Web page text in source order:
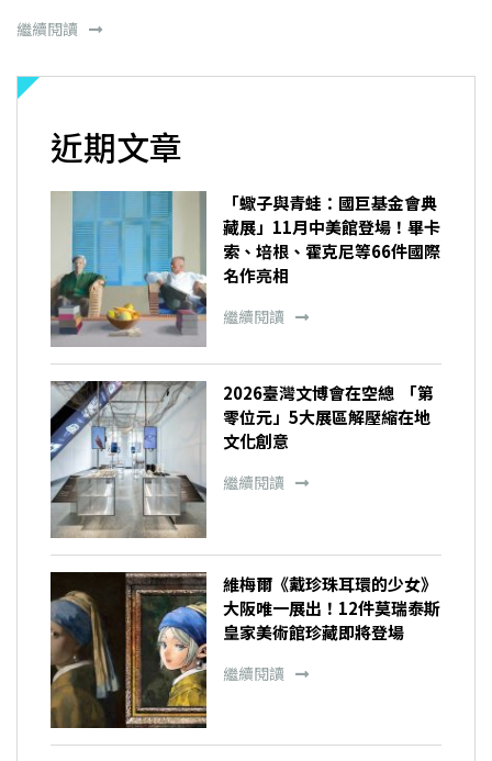
繼續閱讀
近期文章
「蠍子與青蛙：國巨基金會典
藏展」11月中美館登場！畢卡
索、培根、霍克尼等66件國際
名作亮相
繼續閱讀
2026臺灣文博會在空總 「第
零位元」5大展區解壓縮在地
文化創意
繼續閱讀
維梅爾《戴珍珠耳環的少女》
大阪唯一展出！12件莫瑞泰斯
皇家美術館珍藏即將登場
繼續閱讀